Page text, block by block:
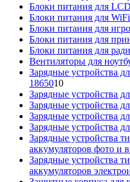
Блоки питания для
Блоки питания для
Блоки питания для
Блоки питания для
Блоки питания для
Вентиляторы для
Зарядные устройства
186501010
товаров
Зарядные устройства
Зарядные устройства
Зарядные устройства
Зарядные устройства
Зарядные устройства
аккумуляторов фото и
Зарядные устройства
аккумуляторов